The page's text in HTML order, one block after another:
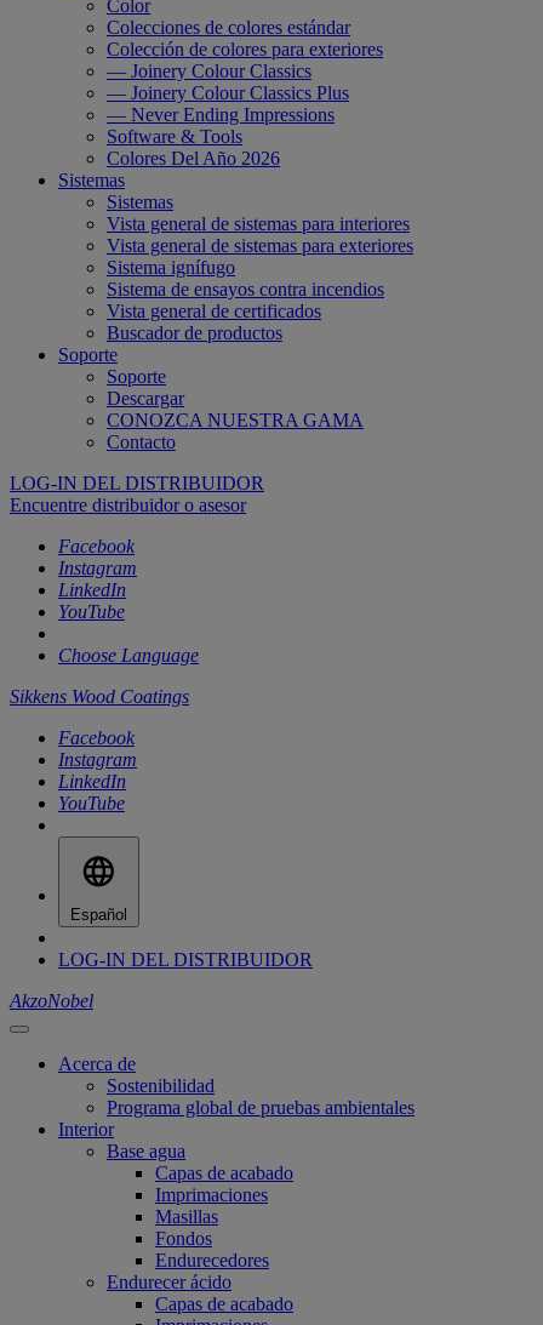
Color
Colecciones de colores estándar
Colección de colores para exteriores
— Joinery Colour Classics
— Joinery Colour Classics Plus
— Never Ending Impressions
Software & Tools
Colores Del Año 2026
Sistemas
Sistemas
Vista general de sistemas para interiores
Vista general de sistemas para exteriores
Sistema ignífugo
Sistema de ensayos contra incendios
Vista general de certificados
Buscador de productos
Soporte
Soporte
Descargar
CONOZCA NUESTRA GAMA
Contacto
LOG-IN DEL DISTRIBUIDOR
Encuentre distribuidor o asesor
Facebook
Instagram
LinkedIn
YouTube
Choose Language
Sikkens Wood Coatings
Facebook
Instagram
LinkedIn
YouTube
Español
LOG-IN DEL DISTRIBUIDOR
AkzoNobel
Acerca de
Sostenibilidad
Programa global de pruebas ambientales
Interior
Base agua
Capas de acabado
Imprimaciones
Masillas
Fondos
Endurecedores
Endurecer ácido
Capas de acabado